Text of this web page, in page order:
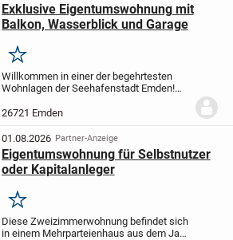
Exklusive Eigentumswohnung mit
Balkon, Wasserblick und Garage
Merken
Willkommen in einer der begehrtesten
Wohnlagen der Seehafenstadt Emden!
Eigentumswohnung am Schreyers Hoek
vereint eine erstklassige Wasserlage mit
einem modernen...
26721 Emden
01.08.2026 Partner-Anzeige
Eigentumswohnung für Selbstnutzer
oder Kapitalanleger
Merken
Diese Zweizimmerwohnung befindet sich
in einem Mehrparteienhaus aus dem Jahr